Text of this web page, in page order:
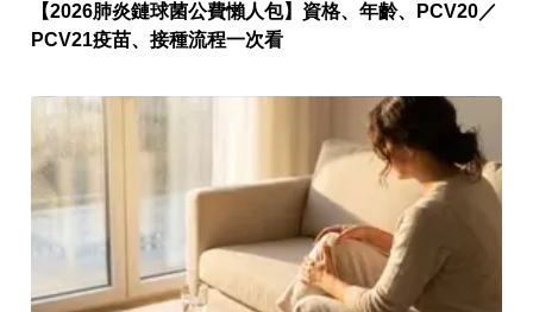
【2026肺炎鏈球菌公費懶人包】資格、年齡、PCV20／
PCV21疫苗、接種流程一次看